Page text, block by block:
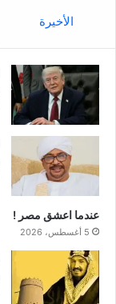
الأخيرة
عندما اعشق مصر !
5 أغسطس، 2026